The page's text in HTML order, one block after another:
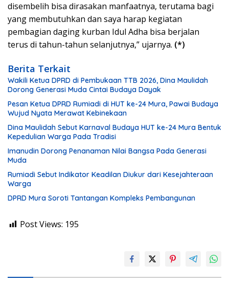
disembelih bisa dirasakan manfaatnya, terutama bagi
yang membutuhkan dan saya harap kegiatan
pembagian daging kurban Idul Adha bisa berjalan
terus di tahun-tahun selanjutnya,” ujarnya. (*)
Berita Terkait
Wakili Ketua DPRD di Pembukaan TTB 2026, Dina Maulidah
Dorong Generasi Muda Cintai Budaya Dayak
Pesan Ketua DPRD Rumiadi di HUT ke-24 Mura, Pawai Budaya
Wujud Nyata Merawat Kebinekaan
Dina Maulidah Sebut Karnaval Budaya HUT ke-24 Mura Bentuk
Kepedulian Warga Pada Tradisi
Imanudin Dorong Penanaman Nilai Bangsa Pada Generasi
Muda
Rumiadi Sebut Indikator Keadilan Diukur dari Kesejahteraan
Warga
DPRD Mura Soroti Tantangan Kompleks Pembangunan
Post Views: 195